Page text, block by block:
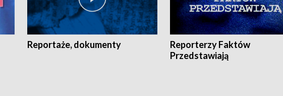
Reportaże, dokumenty
Reporterzy Faktów
Przedstawiają